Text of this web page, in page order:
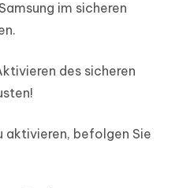
im sicheren
des sicheren
aktivieren, befolgen Sie